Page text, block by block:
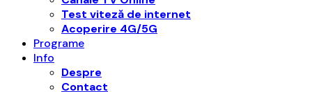
Test viteză de internet
Acoperire 4G/5G
Programe
Info
Despre
Contact